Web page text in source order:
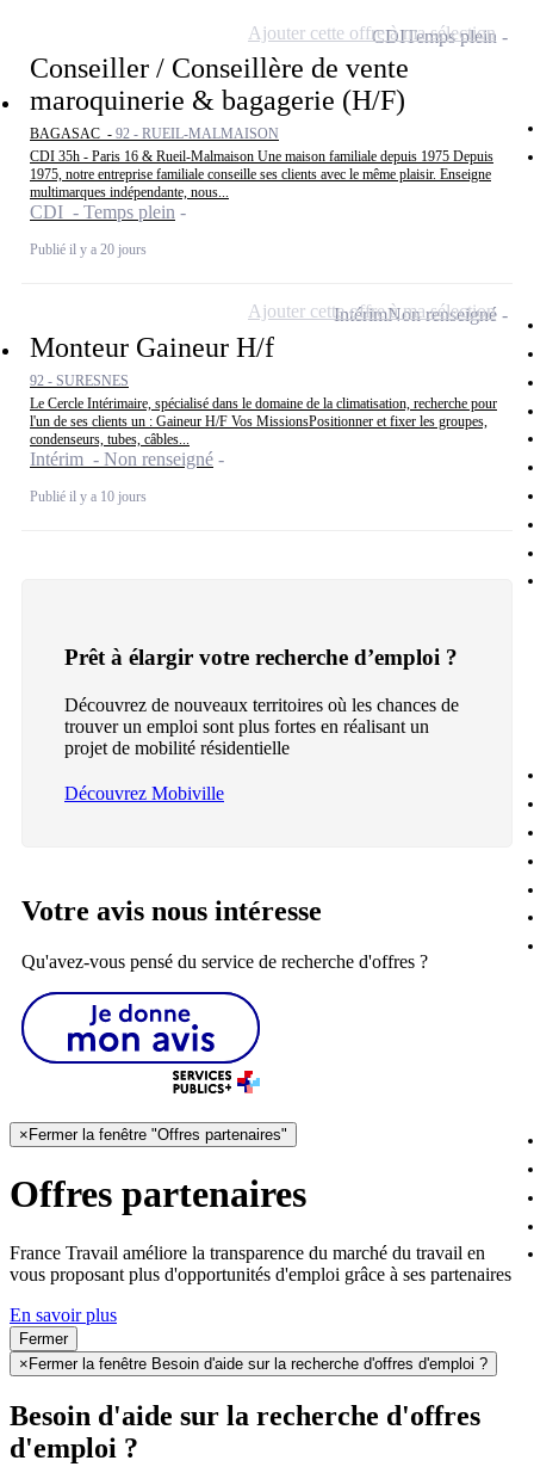
Conseiller / Conseillère de vente
maroquinerie & bagagerie (H/F)
BAGASAC - 92 - RUEIL-MALMAISON
CDI 35h - Paris 16 & Rueil-Malmaison Une maison familiale depuis 1975 Depuis
1975, notre entreprise familiale conseille ses clients avec le même plaisir. Enseigne
multimarques indépendante, nous...
CDI - Temps plein
Publié il y a 20 jours
CDITemps plein
Ajouter cette offre à ma sélection
Monteur Gaineur H/f
92 - SURESNES
Le Cercle Intérimaire, spécialisé dans le domaine de la climatisation, recherche pour
l'un de ses clients un : Gaineur H/F Vos MissionsPositionner et fixer les groupes,
condenseurs, tubes, câbles...
Intérim - Non renseigné
Publié il y a 10 jours
IntérimNon renseigné
Ajouter cette offre à ma sélection
Prêt à élargir votre recherche d’emploi ?
Découvrez de nouveaux territoires où les chances de
trouver un emploi sont plus fortes en réalisant un
projet de mobilité résidentielle
Découvrez Mobiville
Votre avis nous intéresse
Qu'avez-vous pensé du service de recherche d'offres ?
× Fermer la fenêtre "Offres partenaires"
Offres partenaires
France Travail améliore la transparence du marché du travail en
vous proposant plus d'opportunités d'emploi grâce à ses partenaires
En savoir plus
Fermer
× Fermer la fenêtre Besoin d'aide sur la recherche d'offres d'emploi ?
Besoin d'aide sur la recherche d'offres
d'emploi ?